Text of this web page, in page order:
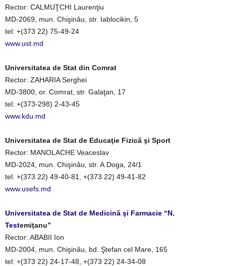
Rector: CALMUŢCHI Laurenţiu
MD-2069, mun. Chişinău, str. Iablocikin, 5
tel: +(373 22) 75-49-24
www.ust.md
Universitatea de Stat din Comrat
Rector: ZAHARIA Serghei
MD-3800, or. Comrat, str. Galaţan, 17
tel: +(373-298) 2-43-45
www.kdu.md
Universitatea de Stat de Educaţie Fizică şi Sport
Rector: MANOLACHE Veaceslav
MD-2024, mun. Chişinău, str. A.Doga, 24/1
tel: +(373 22) 49-40-81, +(373 22) 49-41-82
www.usefs.md
Universitatea de Stat de Medicină şi Farmacie “N.
Testemiţanu”
Rector: ABABII Ion
MD-2004, mun. Chişinău, bd. Ştefan cel Mare, 165
tel: +(373 22) 24-17-48, +(373 22) 24-34-08